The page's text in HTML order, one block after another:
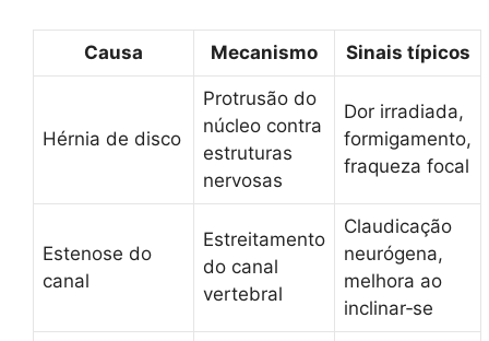
Causa Mecanismo Sinais típicos
Hérnia de disco
Protrusão do
núcleo contra
estruturas
nervosas
Dor irradiada,
formigamento,
fraqueza focal
Estenose do
canal
Estreitamento
do canal
vertebral
Claudicação
neurógena,
melhora ao
inclinar‑se